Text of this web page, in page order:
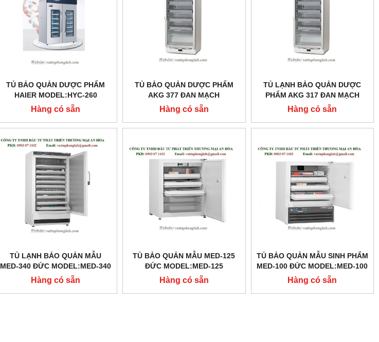
TỦ BẢO QUẢN DƯỢC PHẨM
HAIER MODEL:HYC-260
Hàng có sẵn
TỦ BẢO QUẢN DƯỢC PHẨM
AKG 377 ĐAN MẠCH
MODEL:AKG 377
Hàng có sẵn
TỦ LẠNH BẢO QUẢN DƯỢC
PHẨM AKG 317 ĐAN MẠCH
MODEL:AKG 317
Hàng có sẵn
TỦ LẠNH BẢO QUẢN MẪU
MED-340 ĐỨC MODEL:MED-340
Hàng có sẵn
TỦ BẢO QUẢN MẪU MED-125
ĐỨC MODEL:MED-125
Hàng có sẵn
TỦ BẢO QUẢN MẪU SINH PHẨM
MED-100 ĐỨC MODEL:MED-100
Hàng có sẵn